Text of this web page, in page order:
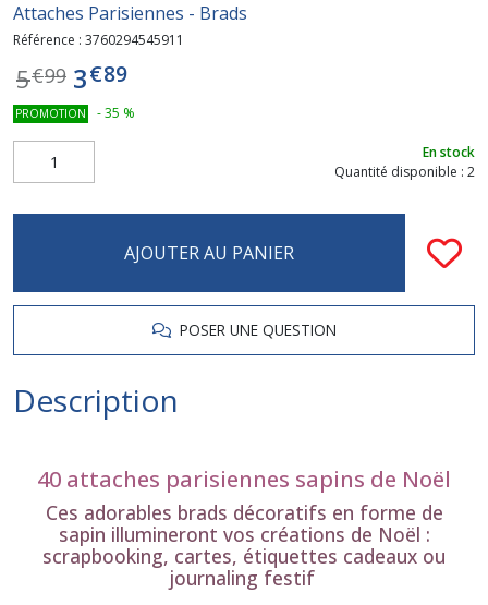
Attaches Parisiennes - Brads
Référence : 3760294545911
5€99 3€89
PROMOTION -35 %
En stock
Quantité disponible : 2
AJOUTER AU PANIER
POSER UNE QUESTION
Description
40 attaches parisiennes sapins de Noël
Ces adorables brads décoratifs en forme de
sapin illumineront vos créations de Noël :
scrapbooking, cartes, étiquettes cadeaux ou
journaling festif